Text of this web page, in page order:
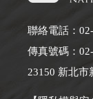
聯絡電話：
傳真號碼：
23150 新北市